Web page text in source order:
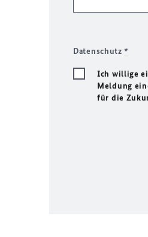
Datenschutz*
Ich willige
Meldung
für die